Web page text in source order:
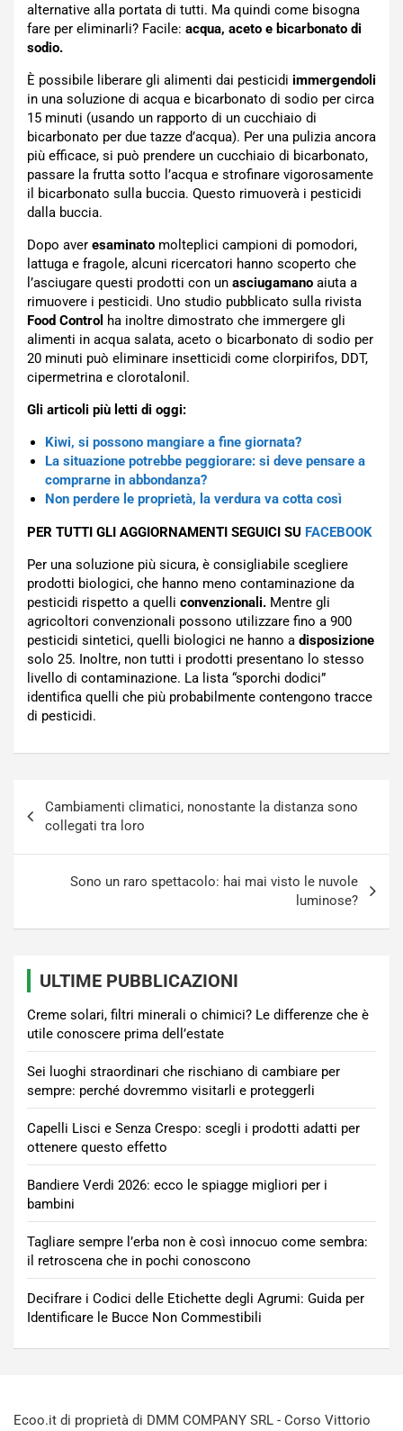
alternative alla portata di tutti. Ma quindi come bisogna
fare per eliminarli? Facile: acqua, aceto e bicarbonato di
sodio.
È possibile liberare gli alimenti dai pesticidi immergendoli
in una soluzione di acqua e bicarbonato di sodio per circa
15 minuti (usando un rapporto di un cucchiaio di
bicarbonato per due tazze d’acqua). Per una pulizia ancora
più efficace, si può prendere un cucchiaio di bicarbonato,
passare la frutta sotto l’acqua e strofinare vigorosamente
il bicarbonato sulla buccia. Questo rimuoverà i pesticidi
dalla buccia.
Dopo aver esaminato molteplici campioni di pomodori,
lattuga e fragole, alcuni ricercatori hanno scoperto che
l’asciugare questi prodotti con un asciugamano aiuta a
rimuovere i pesticidi. Uno studio pubblicato sulla rivista
Food Control ha inoltre dimostrato che immergere gli
alimenti in acqua salata, aceto o bicarbonato di sodio per
20 minuti può eliminare insetticidi come clorpirifos, DDT,
cipermetrina e clorotalonil.
Gli articoli più letti di oggi:
Kiwi, si possono mangiare a fine giornata?
La situazione potrebbe peggiorare: si deve pensare a
comprarne in abbondanza?
Non perdere le proprietà, la verdura va cotta così
PER TUTTI GLI AGGIORNAMENTI SEGUICI SU FACEBOOK
Per una soluzione più sicura, è consigliabile scegliere
prodotti biologici, che hanno meno contaminazione da
pesticidi rispetto a quelli convenzionali. Mentre gli
agricoltori convenzionali possono utilizzare fino a 900
pesticidi sintetici, quelli biologici ne hanno a disposizione
solo 25. Inoltre, non tutti i prodotti presentano lo stesso
livello di contaminazione. La lista “sporchi dodici”
identifica quelli che più probabilmente contengono tracce
di pesticidi.
articoli
Cambiamenti climatici, nonostante la distanza sono
collegati tra loro
Sono un raro spettacolo: hai mai visto le nuvole
luminose?
ULTIME PUBBLICAZIONI
Creme solari, filtri minerali o chimici? Le differenze che è
utile conoscere prima dell’estate
Sei luoghi straordinari che rischiano di cambiare per
sempre: perché dovremmo visitarli e proteggerli
Capelli Lisci e Senza Crespo: scegli i prodotti adatti per
ottenere questo effetto
Bandiere Verdi 2026: ecco le spiagge migliori per i
bambini
Tagliare sempre l’erba non è così innocuo come sembra:
il retroscena che in pochi conoscono
Decifrare i Codici delle Etichette degli Agrumi: Guida per
Identificare le Bucce Non Commestibili
Ecoo.it di proprietà di DMM COMPANY SRL - Corso Vittorio